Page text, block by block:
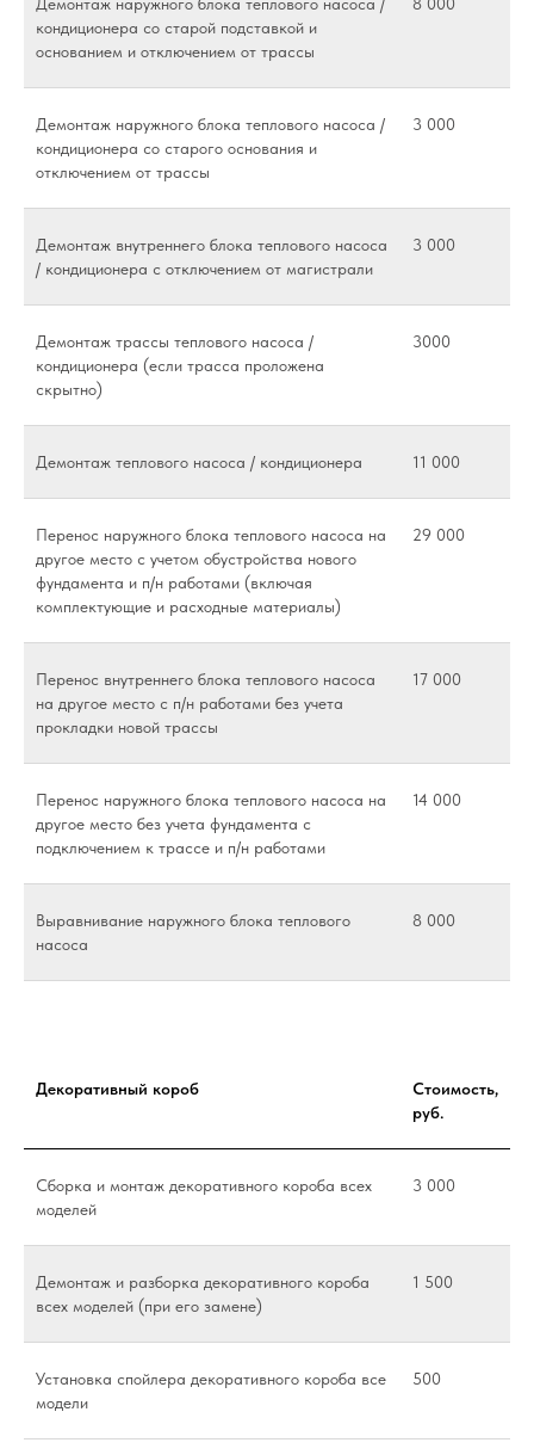
кондиционера со старой подставкой и
основанием и отключением от трассы
Демонтаж наружного блока теплового насоса /
кондиционера со старого основания и
отключением от трассы
3 000
Демонтаж внутреннего блока теплового насоса
/ кондиционера с отключением от магистрали
3 000
Демонтаж трассы теплового насоса /
кондиционера (если трасса проложена
скрытно)
3000
Демонтаж теплового насоса / кондиционера 11 000
Перенос наружного блока теплового насоса на
другое место с учетом обустройства нового
фундамента и п/н работами (включая
комплектующие и расходные материалы)
29 000
Перенос внутреннего блока теплового насоса
на другое место с п/н работами без учета
прокладки новой трассы
17 000
Перенос наружного блока теплового насоса на
другое место без учета фундамента с
подключением к трассе и п/н работами
14 000
Выравнивание наружного блока теплового
насоса
8 000
Декоративный короб
Стоимость,
руб.
Сборка и монтаж декоративного короба всех
моделей
3 000
Демонтаж и разборка декоративного короба
всех моделей (при его замене)
1 500
Установка спойлера декоративного короба все
модели
500